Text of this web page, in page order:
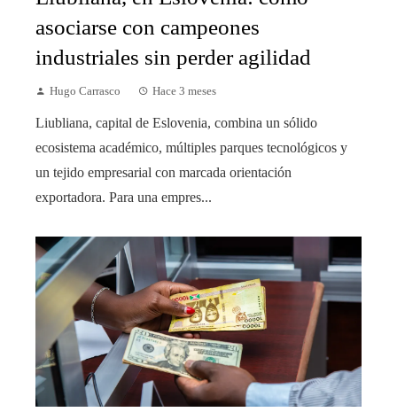
asociarse con campeones
industriales sin perder agilidad
Hugo Carrasco Hace 3 meses
Liubliana, capital de Eslovenia, combina un sólido
ecosistema académico, múltiples parques tecnológicos y
un tejido empresarial con marcada orientación
exportadora. Para una empres...